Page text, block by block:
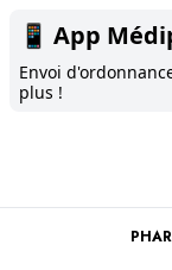
📱 App
Envoi
plus !